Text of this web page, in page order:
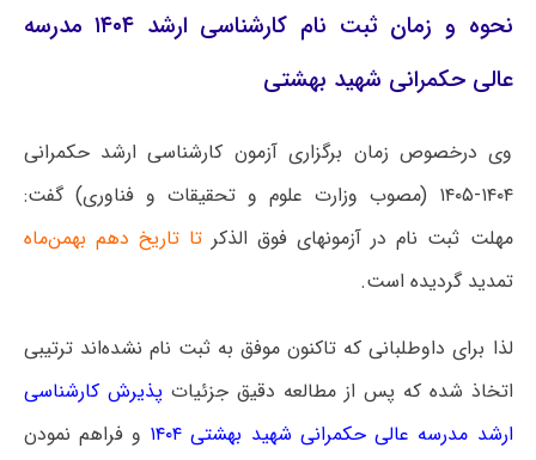
نحوه و زمان ثبت نام کارشناسی ارشد ۱۴۰۴ مدرسه
عالی حکمرانی شهید بهشتی
وی درخصوص زمان برگزاری آزمون کارشناسی ارشد حکمرانی
۱۴۰۴-۱۴۰۵ (مصوب وزارت علوم و تحقیقات و فناوری) گفت:
مهلت ثبت نام در آزمونهای فوق الذکرتا تاریخ دهم بهمن‌ماه
تمدید گردیده است.
لذا برای داوطلبانی که تاکنون موفق به ثبت نام نشده‌اند ترتیبی
اتخاذ شده که پس از مطالعه دقیق جزئیات پذیرش کارشناسی
ارشد مدرسه عالی حکمرانی شهید بهشتی ۱۴۰۴
و فراهم نمودن